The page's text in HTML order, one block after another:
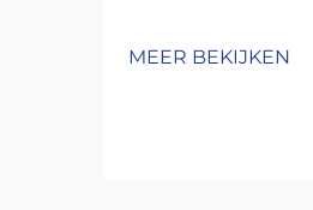
MEER BEKIJKEN